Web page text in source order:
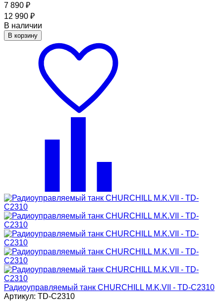
7 890 ₽
12 990 ₽
В наличии
В корзину
Радиоуправляемый танк CHURCHILL M.K.VII - TD-C2310
Артикул: TD-C2310